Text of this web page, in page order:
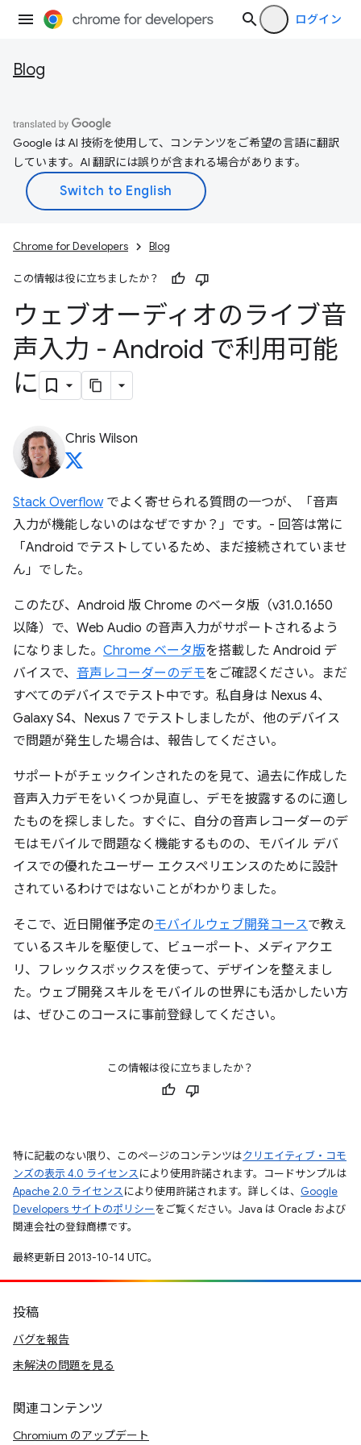
ログイン
Blog
Google は AI 技術を使用して、コンテンツをご希望の言語に翻訳
しています。AI 翻訳には誤りが含まれる場合があります。
Chrome for Developers Blog
この情報は役に立ちましたか？
ウェブオーディオのライブ音
声入力 - Android で利用可能
に
Chris Wilson
Stack Overflowでよく寄せられる質問の一つが、「音声
入力が機能しないのはなぜですか？」です。- 回答は常に
「Android でテストしているため、まだ接続されていませ
ん」でした。
このたび、Android 版 Chrome のベータ版（v31.0.1650
以降）で、Web Audio の音声入力がサポートされるよう
になりました。 Chrome ベータ版を搭載した Android デ
バイスで、 音声レコーダーのデモをご確認ください。まだ
すべてのデバイスでテスト中です。私自身は Nexus 4、
Galaxy S4、Nexus 7 でテストしましたが、他のデバイス
で問題が発生した場合は、報告してください。
サポートがチェックインされたのを見て、過去に作成した
音声入力デモをいくつか見直し、デモを披露するのに適し
たものを探しました。すぐに、自分の音声レコーダーのデ
モはモバイルで問題なく機能するものの、モバイル デバ
イスでの優れたユーザー エクスペリエンスのために設計
されているわけではないことがわかりました。
そこで、近日開催予定のモバイルウェブ開発コースで教え
ているスキルを駆使して、ビューポート、メディアクエ
リ、フレックスボックスを使って、デザインを整えまし
た。ウェブ開発スキルをモバイルの世界にも活かしたい方
は、ぜひこのコースに事前登録してください。
この情報は役に立ちましたか？
特に記載のない限り、このページのコンテンツはクリエイティブ・コモ
ンズの表示 4.0 ライセンスにより使用許諾されます。コードサンプルは
Apache 2.0 ライセンスにより使用許諾されます。詳しくは、 Google
Developers サイトのポリシーをご覧ください。Java は Oracle および
関連会社の登録商標です。
最終更新日 2013-10-14 UTC。
投稿
バグを報告
未解決の問題を見る
関連コンテンツ
Chromium のアップデート